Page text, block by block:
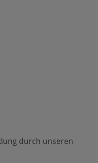
durch unseren